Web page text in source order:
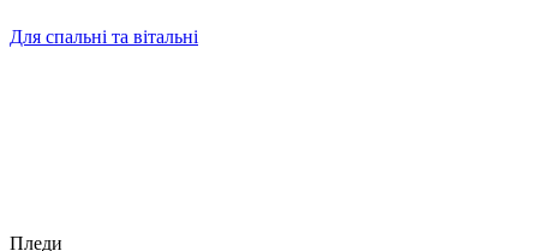
Для спальні та вітальні
Пледи